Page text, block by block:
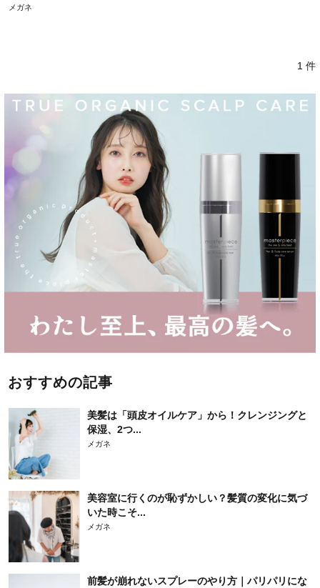
メガネ
1 件
おすすめの記事
美髪は「頭皮オイルケア」から！クレンジングと
保湿、2つ...
メガネ
美容室に行くのが恥ずかしい？髪質の変化に気づ
いた時こそ...
メガネ
前髪が崩れないスプレーのやり方｜パリパリにな